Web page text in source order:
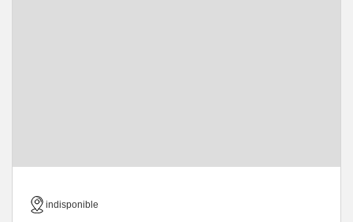
indisponible